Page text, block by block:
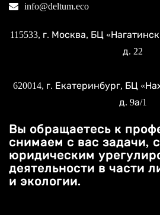
info@deltum.eco
115533, г. Москва, БЦ
д. 22
620014, г. Екатеринбург, БЦ
д. 9а/1
Вы обращаетесь к
снимаем с вас задачи,
юридическим
деятельности в части
и экологии.